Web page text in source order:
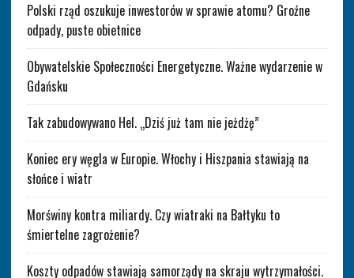
Polski rząd oszukuje inwestorów w sprawie atomu? Groźne
odpady, puste obietnice
Obywatelskie Społeczności Energetyczne. Ważne wydarzenie w
Gdańsku
Tak zabudowywano Hel. „Dziś już tam nie jeżdżę”
Koniec ery węgla w Europie. Włochy i Hiszpania stawiają na
słońce i wiatr
Morświny kontra miliardy. Czy wiatraki na Bałtyku to
śmiertelne zagrożenie?
Koszty odpadów stawiają samorządy na skraju wytrzymałości.